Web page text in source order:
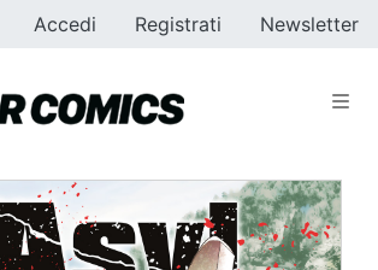
Accedi Registrati Newsletter